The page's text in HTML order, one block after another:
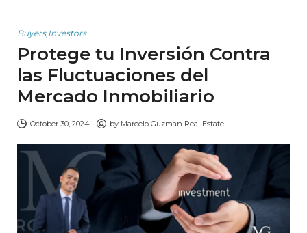
Buyers,Investors
Protege tu Inversión Contra
las Fluctuaciones del
Mercado Inmobiliario
October 30, 2024 by Marcelo Guzman Real Estate